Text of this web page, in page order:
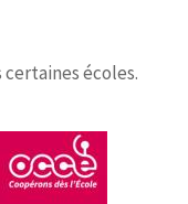
écoles.